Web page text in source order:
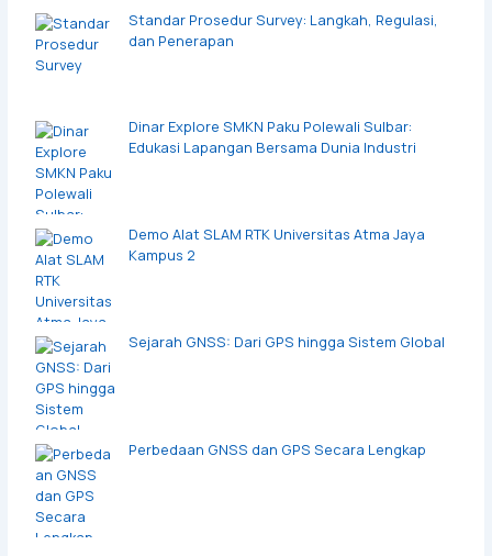
Standar Prosedur Survey: Langkah, Regulasi,
dan Penerapan
Dinar Explore SMKN Paku Polewali Sulbar:
Edukasi Lapangan Bersama Dunia Industri
Demo Alat SLAM RTK Universitas Atma Jaya
Kampus 2
Sejarah GNSS: Dari GPS hingga Sistem Global
Perbedaan GNSS dan GPS Secara Lengkap